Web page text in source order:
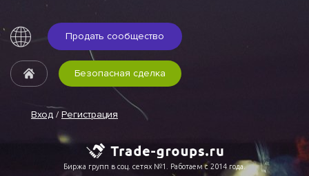
Продать сообщество
Вход / Регистрация
Безопасная сделка
Биржа групп в соц. сетях №1. Работаем с 2014 года.